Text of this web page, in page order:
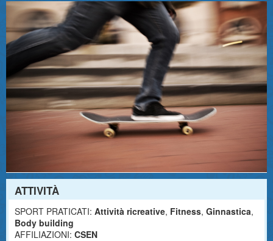
ATTIVITÀ
SPORT PRATICATI: Attività ricreative, Fitness, Ginnastica,
Body building
AFFILIAZIONI: CSEN